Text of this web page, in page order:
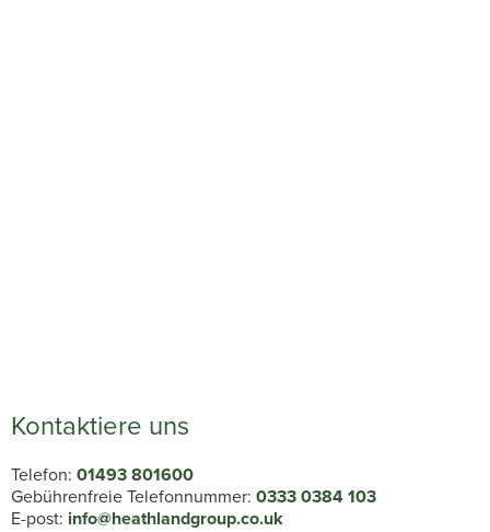
Kontaktiere uns
Telefon: 01493 801600
Gebührenfreie Telefonnummer: 0333 0384 103
E-post: info@heathlandgroup.co.uk